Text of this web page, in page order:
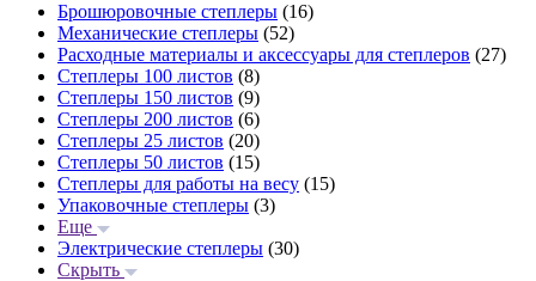
Брошюровочные степлеры (16)
Механические степлеры (52)
Расходные материалы и аксессуары для степлеров (27)
Степлеры 100 листов (8)
Степлеры 150 листов (9)
Степлеры 200 листов (6)
Степлеры 25 листов (20)
Степлеры 50 листов (15)
Степлеры для работы на весу (15)
Упаковочные степлеры (3)
Еще
Электрические степлеры (30)
Скрыть